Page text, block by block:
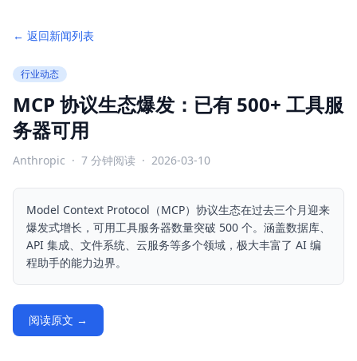
← 返回新闻列表
行业动态
MCP 协议生态爆发：已有 500+ 工具服
务器可用
Anthropic · 7 分钟阅读 · 2026-03-10
Model Context Protocol（MCP）协议生态在过去三个月迎来
爆发式增长，可用工具服务器数量突破 500 个。涵盖数据库、
API 集成、文件系统、云服务等多个领域，极大丰富了 AI 编
程助手的能力边界。
阅读原文 →